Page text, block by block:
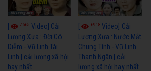
7665 Video] Cải
Lương Xưa : Đời Cô
Diễm - Vũ Linh Tài
Linh | cải lương xã hội
hay nhất
6918Video] Cải
Lương Xưa : Nước Mắt
Chung Tình - Vũ Linh
Thanh Ngân | cải
lương xã hội hay nhất